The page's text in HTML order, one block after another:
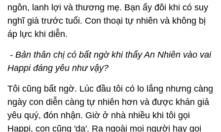
ngôn, lanh lợi và thương mẹ. Bạn ấy đôi khi có suy
nghĩ già trước tuổi. Con thoại tự nhiên và không bị
áp lực khi diễn.
- Bản thân chị có bất ngờ khi thấy An Nhiên vào vai
Happi đáng yêu như vậy?
Tôi cũng bất ngờ. Lúc đầu tôi có lo lắng nhưng càng
ngày con diễn càng tự nhiên hơn và được khán giả
yêu quý, đón nhận. Giờ ở nhà nhiều khi tôi gọi
Happi, con cũng 'dạ'. Ra ngoài mọi người hay gọi